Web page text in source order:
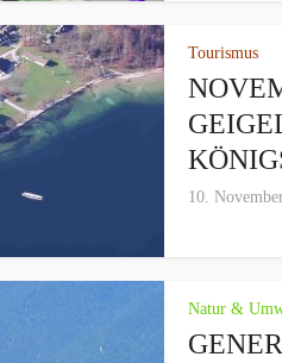
Tourismus
10.
Natur &